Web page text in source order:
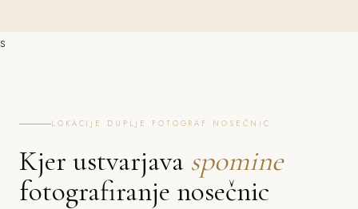
s
LOKACIJE DUPLJE FOTOGRAF NOSEČNIC
Kjer ustvarjava spomine
fotografiranje nosečnic